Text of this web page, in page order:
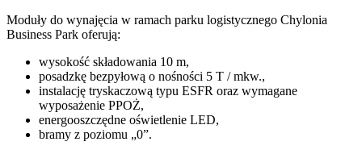
Moduły do wynajęcia w ramach parku logistycznego Chylonia
Business Park oferują:
wysokość składowania 10 m,
posadzkę bezpyłową o nośności 5 T / mkw.,
instalację tryskaczową typu ESFR oraz wymagane
wyposażenie PPOŻ,
energooszczędne oświetlenie LED,
bramy z poziomu „0”.